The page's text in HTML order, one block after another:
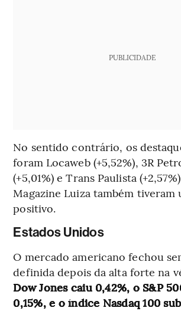
PUBLICIDADE
No sentido contrário, os
foram Locaweb (+5,52%), 3R
(+5,01%) e Trans Paulista
Magazine Luiza também tiveram
positivo.
Estados Unidos
O mercado americano fechou
definida depois da alta forte na
Dow Jones caiu 0,42%, o S&P
0,15%, e o índice Nasdaq 100